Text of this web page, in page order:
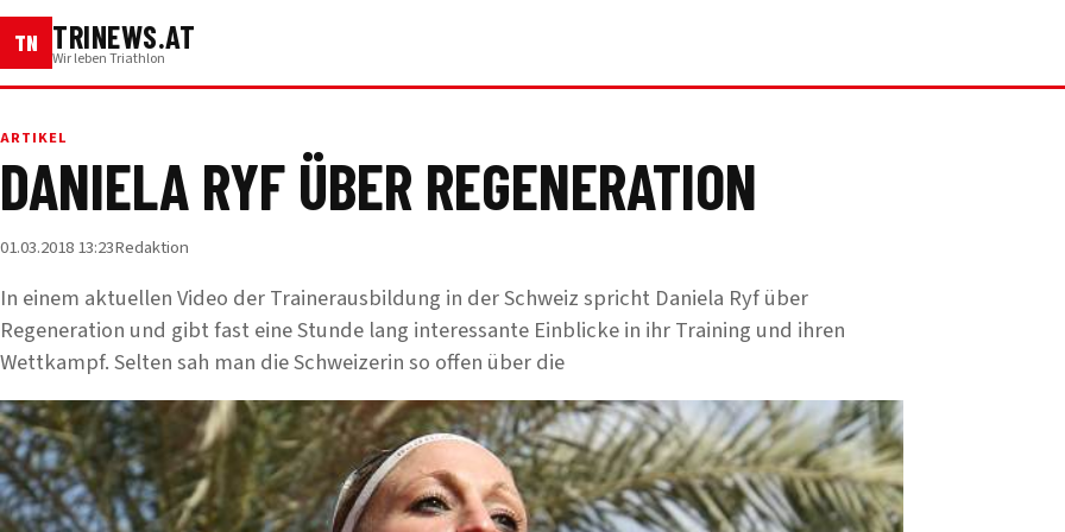
TN TRINEWS.AT
Wir leben Triathlon
ARTIKEL
DANIELA RYF ÜBER REGENERATION
01.03.2018 13:23Redaktion
In einem aktuellen Video der Trainerausbildung in der Schweiz spricht Daniela Ryf über
Regeneration und gibt fast eine Stunde lang interessante Einblicke in ihr Training und ihren
Wettkampf. Selten sah man die Schweizerin so offen über die